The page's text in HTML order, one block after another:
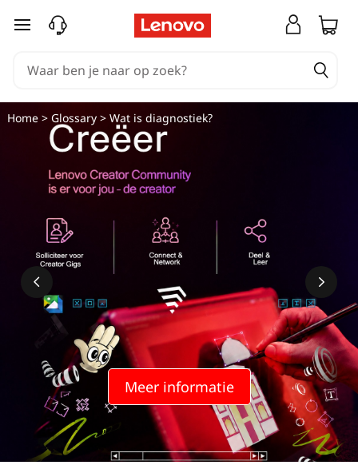
Ga naar de hoofdinhoud
Meer informatie
Home> Glossary> Wat is diagnostiek?